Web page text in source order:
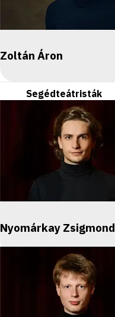
Zoltán Áron
Segédteátristák
Nyomárkay Zsigmond